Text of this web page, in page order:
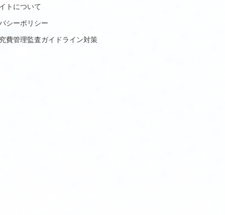
トについて
シーポリシー
費管理監査ガイドライン対策